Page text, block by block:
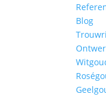
Blog